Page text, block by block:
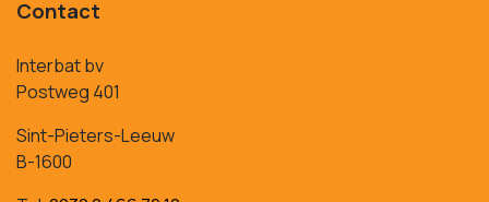
Contact
Interbat bv
Postweg 401
Sint-Pieters-Leeuw
B-1600